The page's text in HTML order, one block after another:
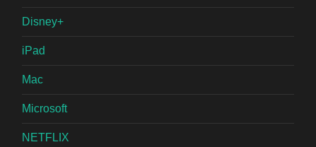
Disney+
iPad
Mac
Microsoft
NETFLIX